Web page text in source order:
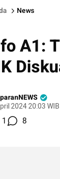
News
A1:
2024 20:03 WIB
1 8